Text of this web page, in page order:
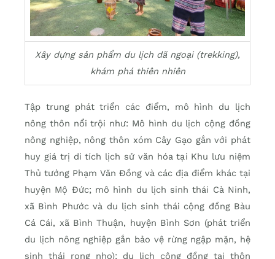
Xây dựng sản phẩm du lịch dã ngoại (trekking),
khám phá thiên nhiên
Tập trung phát triển các điểm, mô hình du lịch
nông thôn nổi trội như: Mô hình du lịch cộng đồng
nông nghiệp, nông thôn xóm Cây Gạo gắn với phát
huy giá trị di tích lịch sử văn hóa tại Khu lưu niệm
Thủ tướng Phạm Văn Đồng và các địa điểm khác tại
huyện Mộ Đức; mô hình du lịch sinh thái Cà Ninh,
xã Bình Phước và du lịch sinh thái cộng đồng Bàu
Cá Cái, xã Bình Thuận, huyện Bình Sơn (phát triển
du lịch nông nghiệp gắn bảo vệ rừng ngập mặn, hệ
sinh thái rong nho); du lịch cộng đồng tại thôn